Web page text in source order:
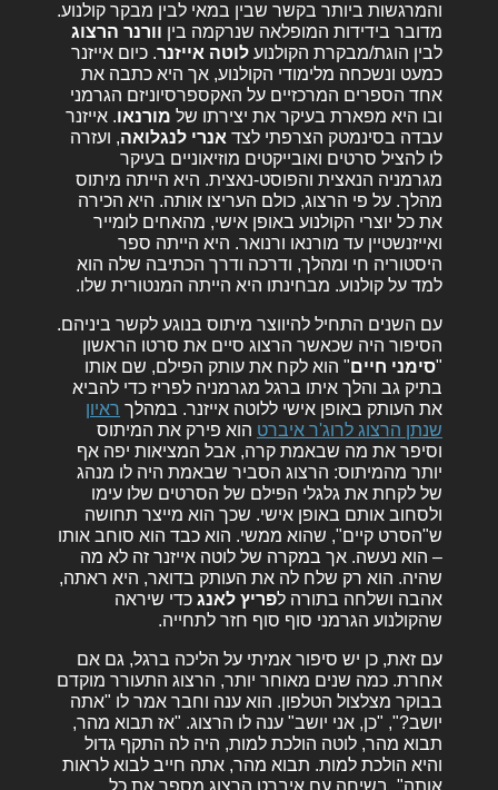
והמרגשות ביותר בקשר שבין במאי לבין מבקר קולנוע.
מדובר בידידות המופלאה שנרקמה בין וורנר הרצוג
לבין הוגת/מבקרת הקולנוע לוטה אייזנר. כיום אייזנר
כמעט ונשכחה מלימודי הקולנוע, אך היא כתבה את
אחד הספרים המרכזיים על האקספרסיוניזם הגרמני
ובו היא מפארת בעיקר את יצירתו של מורנאו. אייזנר
עבדה בסינמטק הצרפתי לצד אנרי לנגלואה, ועזרה
לו להציל סרטים ואובייקטים מוזיאוניים בעיקר
מגרמניה הנאצית והפוסט-נאצית. היא הייתה מיתוס
מהלך. על פי הרצוג, כולם העריצו אותה. היא הכירה
את כל יוצרי הקולנוע באופן אישי, מהאחים לומייר
ואייזנשטיין עד מורנאו ורנואר. היא הייתה ספר
היסטוריה חי ומהלך, ודרכה ודרך הכתיבה שלה הוא
למד על קולנוע. מבחינתו היא הייתה המנטורית שלו.
עם השנים התחיל להיווצר מיתוס בנוגע לקשר ביניהם.
הסיפור היה שכאשר הרצוג סיים את סרטו הראשון
"סימני חיים" הוא לקח את עותק הפילם, שם אותו
בתיק גב והלך איתו ברגל מגרמניה לפריז כדי להביא
את העותק באופן אישי ללוטה אייזנר. במהלך ראיון
שנתן הרצוג לרוג'ר איברט הוא פירק את המיתוס
וסיפר את מה שבאמת קרה, אבל המציאות יפה אף
יותר מהמיתוס: הרצוג הסביר שבאמת היה לו מנהג
של לקחת את גלגלי הפילם של הסרטים שלו עימו
ולסחוב אותם באופן אישי. שכך הוא מייצר תחושה
ש"הסרט קיים", שהוא ממשי. הוא כבד הוא סוחב אותו
– הוא נעשה. אך במקרה של לוטה אייזנר זה לא מה
שהיה. הוא רק שלח לה את העותק בדואר, היא ראתה,
אהבה ושלחה בתורה לפריץ לאנג כדי שיראה
שהקולנוע הגרמני סוף סוף חזר לתחייה.
עם זאת, כן יש סיפור אמיתי על הליכה ברגל, גם אם
אחרת. כמה שנים מאוחר יותר, הרצוג התעורר מוקדם
בבוקר מצלצול הטלפון. הוא ענה וחבר אמר לו "אתה
יושב?", "כן, אני יושב" ענה לו הרצוג. "אז תבוא מהר,
תבוא מהר, לוטה הולכת למות, היה לה התקף גדול
והיא הולכת למות. תבוא מהר, אתה חייב לבוא לראות
אותה". בשיחה עם איברט הרצוג מספר את כל